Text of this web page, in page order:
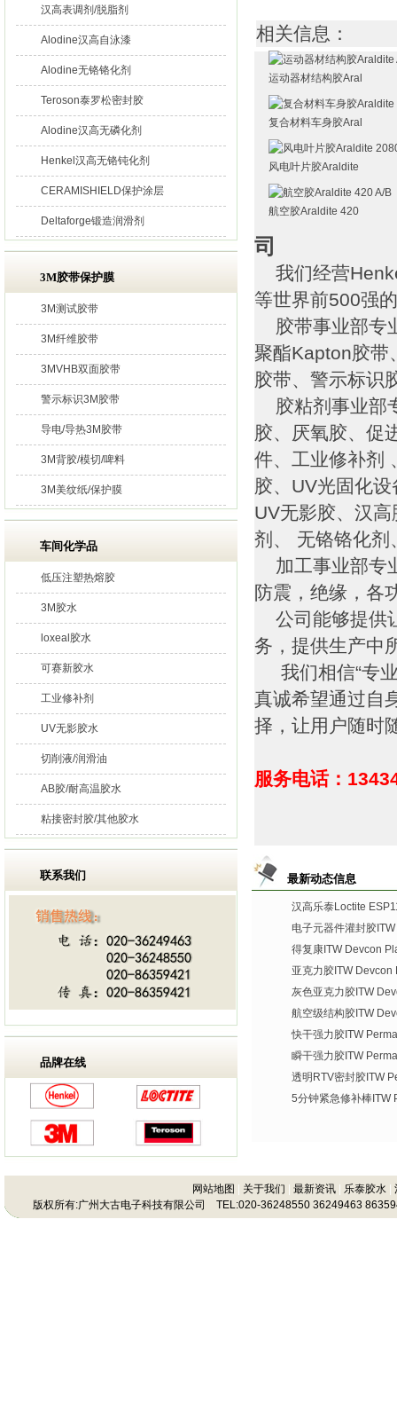
汉高表调剂/脱脂剂
Alodine汉高自泳漆
Alodine无铬铬化剂
Teroson泰罗松密封胶
Alodine汉高无磷化剂
Henkel汉高无铬钝化剂
CERAMISHIELD保护涂层
Deltaforge锻造润滑剂
3M胶带保护膜
3M测试胶带
3M纤维胶带
3MVHB双面胶带
警示标识3M胶带
导电/导热3M胶带
3M背胶/模切/啤料
3M美纹纸/保护膜
车间化学品
低压注塑热熔胶
3M胶水
loxeal胶水
可赛新胶水
工业修补剂
UV无影胶水
切削液/润滑油
AB胶/耐高温胶水
粘接密封胶/其他胶水
联系我们
品牌在线
相关信息：
运动器材结构胶Aral
复合材料车身胶Aral
风电叶片胶Araldite
航空胶Araldite 420
司
我们经营
等世界前500强
胶带事业部专
聚酯Kapton胶带
胶带、警示标识
胶粘剂事业部
胶、厌氧胶、促
件、工业修补剂
胶、UV光固化
UV无影胶、汉
剂、 无铬铬化剂
加工事业部专
防震，绝缘，各
公司能够提供
务，提供生产中
我们相信“专业
真诚希望通过自
择，让用户随时
服务电话：
最新动态信息
汉高乐泰Loctite
电子元器件灌封胶
得复康ITW Devcon
亚克力胶ITW Devcon
灰色亚克力胶ITW
航空级结构胶ITW
快干强力胶ITW
瞬干强力胶ITW
透明RTV密封胶ITW
5分钟紧急修补棒ITW
网站地图 关于我们 最新资讯| 乐泰胶水|
版权所有:广州大古电子科技有限公司 TEL:020-36248550 36249463